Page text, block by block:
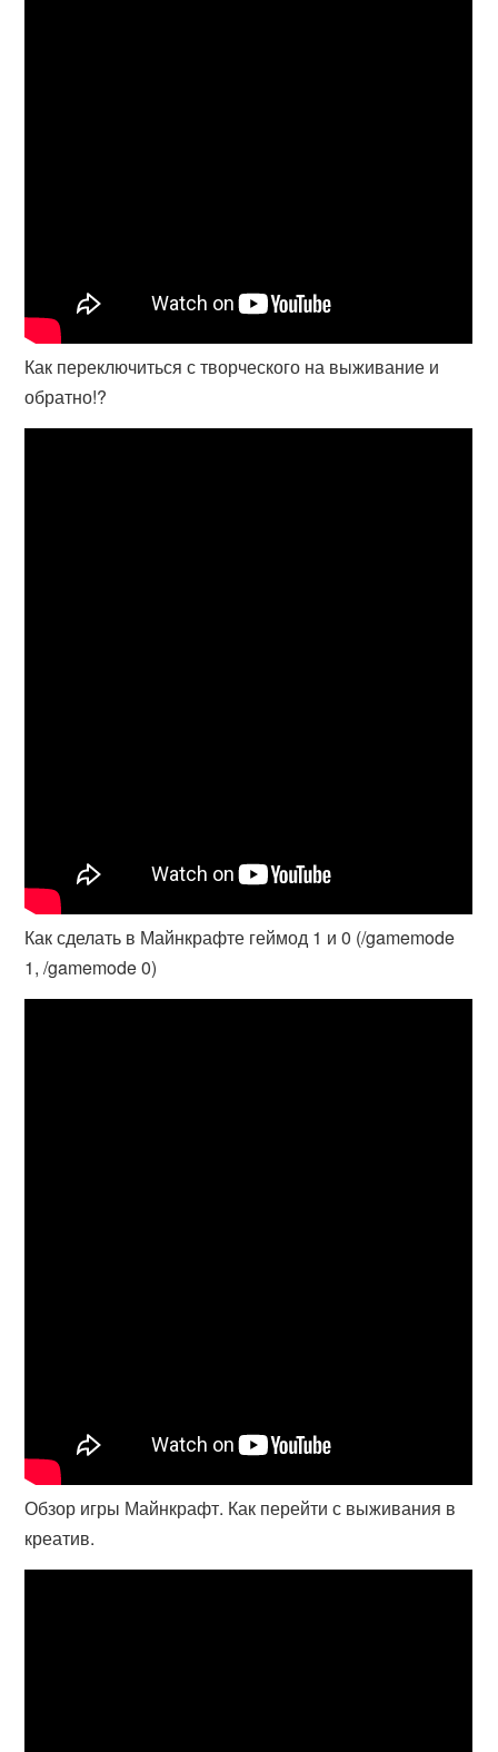
Как переключиться с творческого на выживание и
обратно!?
Как сделать в Майнкрафте геймод 1 и 0 (/gamemode
1, /gamemode 0)
Обзор игры Майнкрафт. Как перейти с выживания в
креатив.